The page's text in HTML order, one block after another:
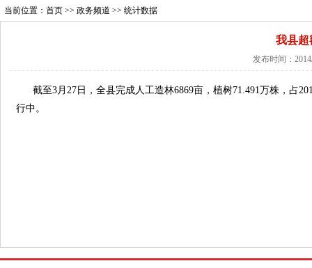
当前位置： 首页 >> 政务频道 >> 统计数据
我县超
发布时间：
截至3月27日，全县完成人工造林6869亩，植树71.491万株，占
行中。